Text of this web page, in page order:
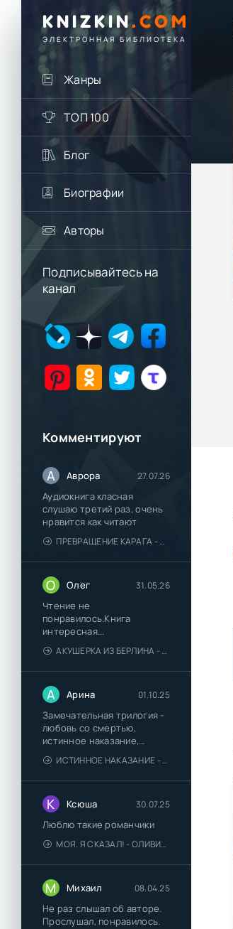
KNIZKIN. COM
ЭЛЕКТРОННАЯ БИБЛИОТЕКА
Жанры
ТОП 100
Блог
Биографии
Авторы
Подписывайтесь на
канал
Комментируют
А Аврора 27.07.26
Аудиокнига класная
слушаю третий раз, очень
нравится как читают
ПРЕВРАЩЕНИЕ КАРАГА - КАТЯ БРАНДИС
О Олег 31.05.26
Чтение не
понравилось.Книга
интересная...
АКУШЕРКА ИЗ БЕРЛИНА - АННА СТЮАРТ
А Арина 01.10.25
Замечательная трилогия -
любовь со смертью,
истинное наказание,
любимая для монстра -
понравились
ИСТИННОЕ НАКАЗАНИЕ - ОЛЬГА ГУСЕЙНОВА
К Ксюша 30.07.25
Люблю такие романчики
МОЯ. Я СКАЗАЛ! - ОЛИВИЯ ЛЕЙК
М Михаил 08.04.25
Не раз слышал об авторе.
Прослушал, понравилось.